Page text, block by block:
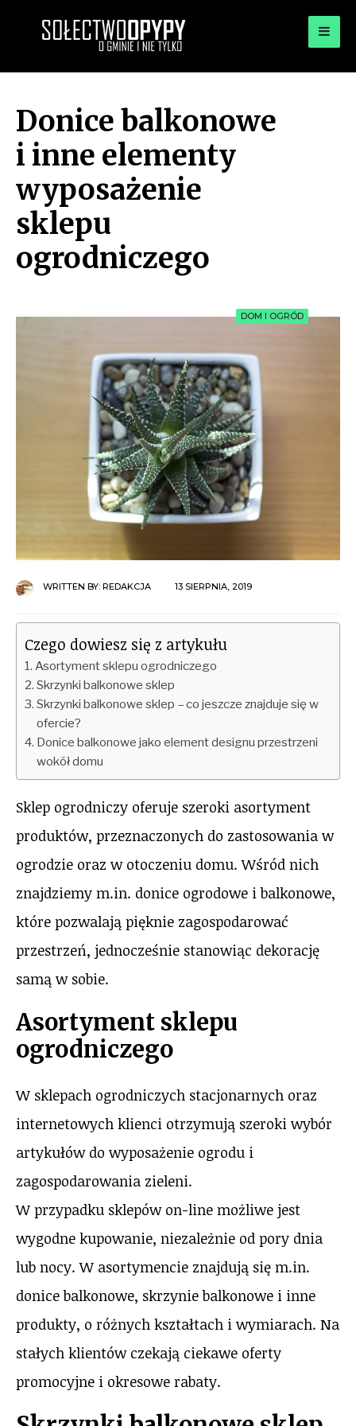
OPYPY.PL
Donice balkonowe
i inne elementy
wyposażenie
sklepu
ogrodniczego
DOM I OGRÓD
WRITTEN BY: REDAKCJA 13 SIERPNIA, 2019
Czego dowiesz się z artykułu
Asortyment sklepu ogrodniczego
Skrzynki balkonowe sklep
Skrzynki balkonowe sklep – co jeszcze znajduje się w
ofercie?
Donice balkonowe jako element designu przestrzeni
wokół domu
Sklep ogrodniczy oferuje szeroki asortyment
produktów, przeznaczonych do zastosowania w
ogrodzie oraz w otoczeniu domu. Wśród nich
znajdziemy m.in. donice ogrodowe i balkonowe,
które pozwalają pięknie zagospodarować
przestrzeń, jednocześnie stanowiąc dekorację
samą w sobie.
Asortyment sklepu
ogrodniczego
W sklepach ogrodniczych stacjonarnych oraz
internetowych klienci otrzymują szeroki wybór
artykułów do wyposażenie ogrodu i
zagospodarowania zieleni.
W przypadku sklepów on-line możliwe jest
wygodne kupowanie, niezależnie od pory dnia
lub nocy. W asortymencie znajdują się m.in.
donice balkonowe, skrzynie balkonowe i inne
produkty, o różnych kształtach i wymiarach. Na
stałych klientów czekają ciekawe oferty
promocyjne i okresowe rabaty.